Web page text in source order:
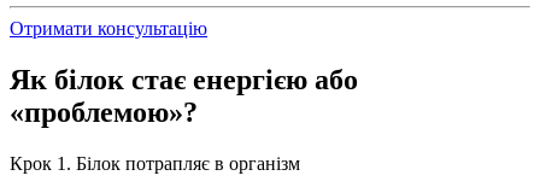
Отримати консультацію
Як білок стає енергією або
«проблемою»?
Крок 1. Білок потрапляє в організм